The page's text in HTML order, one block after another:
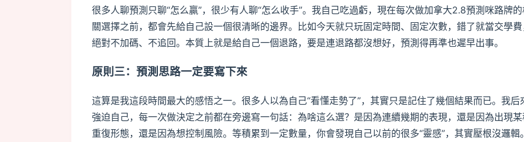
很多人聊預測只聊“怎么贏”，很少有人聊“怎么收手”。我自己吃過虧，現在每次做加拿大2.8預測咪路牌的
關選擇之前，都會先給自己設一個很清晰的邊界。比如今天就只玩固定時間、固定次數，錯了就當交學費
絕對不加碼、不追回。本質上就是給自己一個退路，要是連退路都沒想好，預測得再準也遲早出事。
原則三：預測思路一定要寫下來
這算是我這段時間最大的感悟之一。很多人以為自己“看懂走勢了”，其實只是記住了幾個結果而已。我后
強迫自己，每一次做決定之前都在旁邊寫一句話：為啥這么選？是因為連續幾期的表現，還是因為出現
重復形態，還是因為想控制風險。等積累到一定數量，你會發現自己以前的很多“靈感”，其實壓根沒邏輯。